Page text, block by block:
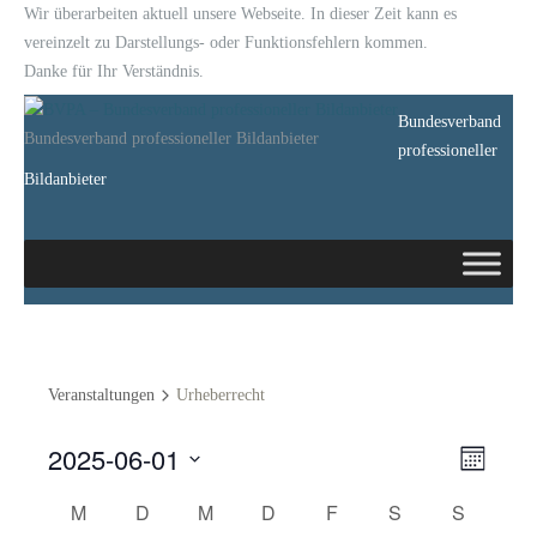
Wir überarbeiten aktuell unsere Webseite. In dieser Zeit kann es
vereinzelt zu Darstellungs- oder Funktionsfehlern kommen.
Danke für Ihr Verständnis.
Bundesverband professioneller Bildanbieter
Bundesverband
professioneller
Bildanbieter
Veranstaltungen Urheberrecht
Monat
2025-06-01
wählen.
Kalender
M D M D F S
S